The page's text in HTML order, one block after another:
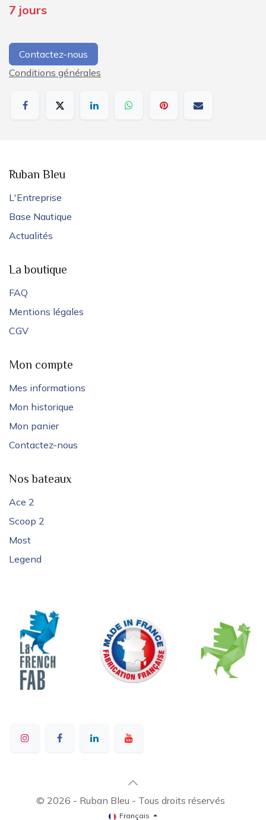
7 jours
Contactez-nous
Conditions générales
Ruban Bleu
L'Entreprise
Base Nautique
Actualités
La boutique
FAQ
Mentions légales
CGV
Mon compte
Mes informations
Mon historique
Mon panier
Contactez-nous
Nos bateaux
Ace 2
Scoop 2
Most
Legend
© 2026 - Ruban Bleu - Tous droits réservés
Français